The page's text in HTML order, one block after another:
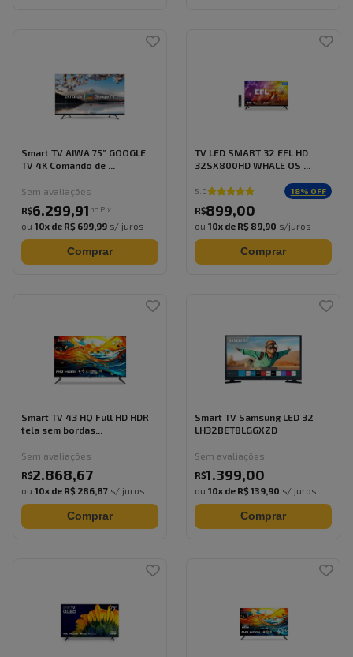
Smart TV AIWA 75” GOOGLE
TV 4K Comando de ...
Sem avaliações
R$6.299,91 no Pix
ou 10x de R$ 699,99 s/ juros
Comprar
TV LED SMART 32 EFL HD
32SX800HD WHALE OS ...
5.0 18% OFF
R$899,00
ou 10x de R$ 89,90 s/juros
Comprar
Smart TV 43 HQ Full HD HDR
tela sem bordas...
Sem avaliações
R$2.868,67
ou 10x de R$ 286,87 s/ juros
Comprar
Smart TV Samsung LED 32
LH32BETBLGGXZD
Sem avaliações
R$1.399,00
ou 10x de R$ 139,90 s/ juros
Comprar